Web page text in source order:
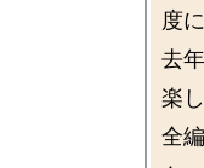
度
去
楽
全